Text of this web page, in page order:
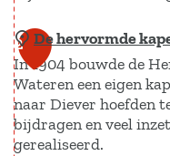
H
o
t
e
l
2 De hervormde
In 1904 bouwde de
Wateren een eigen
naar Diever hoefden
bijdragen en veel
gerealiseerd.